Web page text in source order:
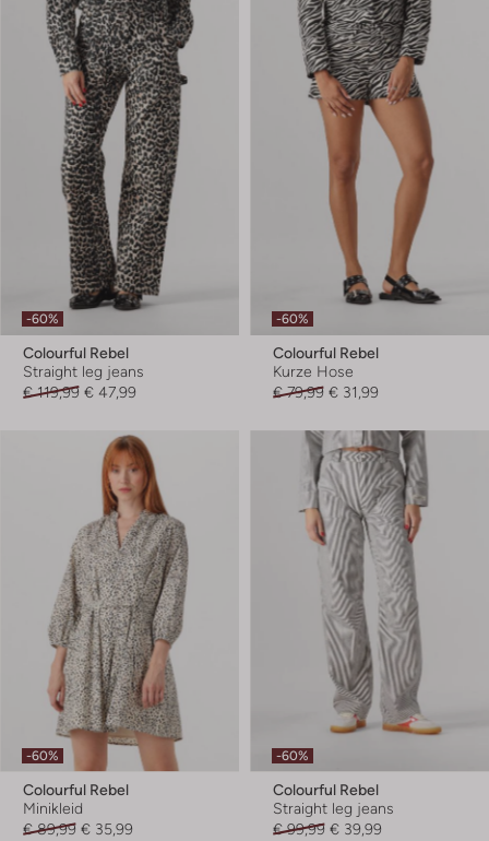
-60%
Colourful Rebel
Straight leg jeans
€ 119,99 € 47,99
-60%
Colourful Rebel
Kurze Hose
€ 79,99 € 31,99
-60%
Colourful Rebel
Minikleid
€ 89,99 € 35,99
-60%
Colourful Rebel
Straight leg jeans
€ 99,99 € 39,99